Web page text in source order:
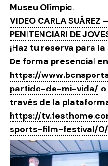
Museu Olímpic.
VIDEO CARLA SUÁREZ
PENITENCIARI DE
¡Haz tu reserva para la
De forma presencial
https://
partido-de-mi-vida/
través de la
https://
sports-film-festival/